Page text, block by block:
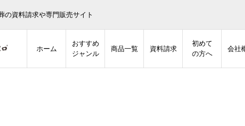
の資料請求や専門販売サイト
ホーム
おすすめ
ジャンル
商品一覧 資料請求
初めて
の方へ
会社